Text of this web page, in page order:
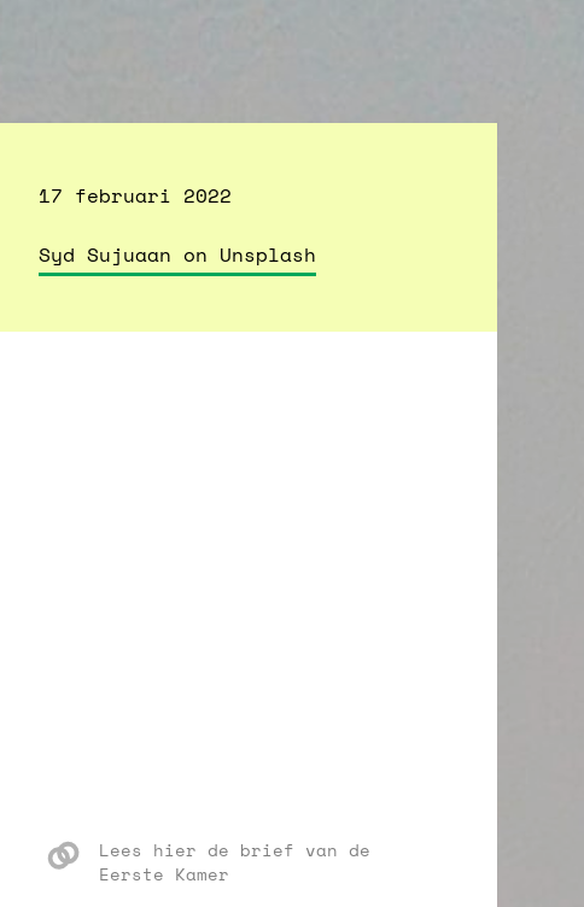
17 februari 2022
Syd Sujuaan on Unsplash
Lees hier de brief van de
Eerste Kamer